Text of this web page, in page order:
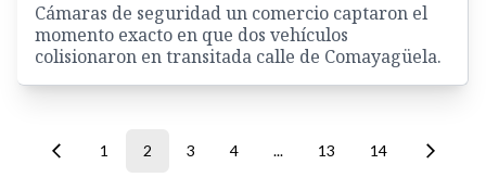
Cámaras de seguridad un comercio captaron el
momento exacto en que dos vehículos
colisionaron en transitada calle de Comayagüela.
1 2 3 4 ... 13 14